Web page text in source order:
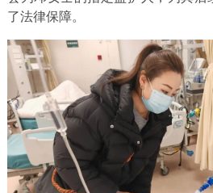
了法律保障。